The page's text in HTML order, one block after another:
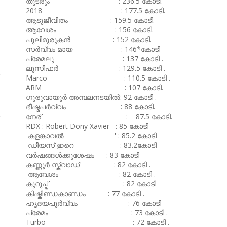
2018 : 177.5 കോടി.
ആടുജീവിതം : 159.5 കോടി.
ആവേശം : 156 കോടി.
പുലിമുരുകൻ : 152 കോടി.
സർവ്വം മായ : 146*കോടി
പ്രേമലു : 137 കോടി .
ലൂസിഫർ : 129.5 കോടി .
Marco : 110.5 കോടി .
ARM : 107 കോടി.
ഗുരുവായൂർ അമ്പലനടയിൽ: 92 കോടി .
ഭീഷ്മപർവ്വം : 88 കോടി.
നേര് : 87.5 കോടി.
RDX : Robert Dony Xavier : 85 കോടി
കളങ്കാവൽ ' : 85.2 കോടി
ഡീയസ് ഇറെ : 83.2കോടി
വർഷങ്ങൾക്കുശേഷം : 83 കോടി
കണ്ണൂർ സ്ക്വാഡ് : 82 കോടി .
ആവേശം : 82 കോടി .
കുറുപ്പ് : 82 കോടി
കിഷ്കിണ്ഡകാണ്ഡം : 77 കോടി .
ഹൃദയപൂർവ്വം : 76 കോടി
പ്രേമം : 73 കോടി .
Turbo : 72 കോടി .